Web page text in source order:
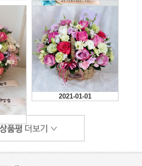
2022-02-13
2021-01-01